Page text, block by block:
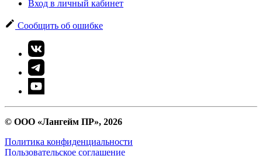
Вход в личный кабинет
Сообщить об ошибке
© ООО «Лангейм ПР», 2026
Политика конфиденциальности
Пользовательское соглашение